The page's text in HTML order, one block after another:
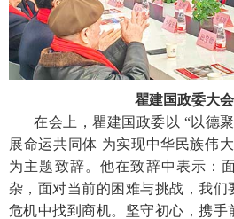
瞿建国政委大
在会上，瞿建国政委以 “以德
展命运共同体 为实现中华民族伟
为主题致辞。他在致辞中表示：
杂，面对当前的困难与挑战，我们
危机中找到商机。坚守初心，携手